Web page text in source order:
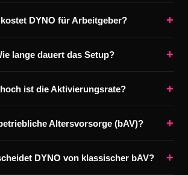
kostet DYNO für Arbeitgeber? +
lange dauert das Setup? +
ist die Aktivierungsrate? +
Altersvorsorge (bAV)? +
DYNO von klassischer bAV? +